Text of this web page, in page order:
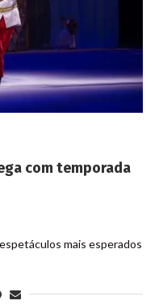
com temporada
mais esperados